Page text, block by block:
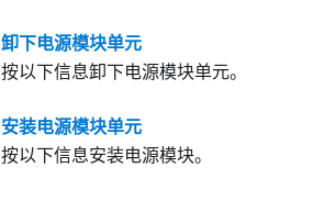
卸下电源模块单元
按以下信息卸下电源模块单元。
安装电源模块单元
按以下信息安装电源模块。